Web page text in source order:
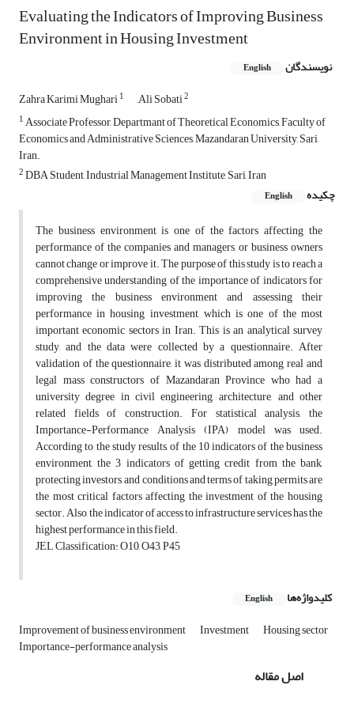
Evaluating the Indicators of Improving Business
Environment in Housing Investment
نویسندگان English
Zahra Karimi Mughari1 َAli Sobati2
1Associate Professor, Departmant of Theoretical Economics, Faculty of
Economics and Administrative Sciences, Mazandaran University, Sari,
Iran.
2DBA Student, Industrial Management Institute, Sari, Iran
چکیده
English
The business environment is one of the factors affecting the
performance of the companies and managers, or business owners
cannot change or improve it. The purpose of this study is to reach a
comprehensive understanding of the importance of indicators for
improving the business environment and assessing their
performance in housing investment, which is one of the most
important economic sectors in Iran. This is an analytical survey
study, and the data were collected by a questionnaire. After
validation of the questionnaire, it was distributed among real and
legal mass constructors of Mazandaran Province who had a
university degree in civil engineering, architecture, and other
related fields of construction. For statistical analysis, the
Importance-Performance Analysis (IPA) model was used.
According to the study results, of the 10 indicators of the business
environment, the 3 indicators of getting credit from the bank,
protecting investors, and conditions and terms of taking permits are
the most critical factors affecting the investment of the housing
sector. Also, the indicator of access to infrastructure services has the
highest performance in this field.
JEL Classification: O10, O43, P45
کلیدواژه‌ها English
Improvement of business environment Investment Housing sector
Importance-performance analysis
اصل مقاله